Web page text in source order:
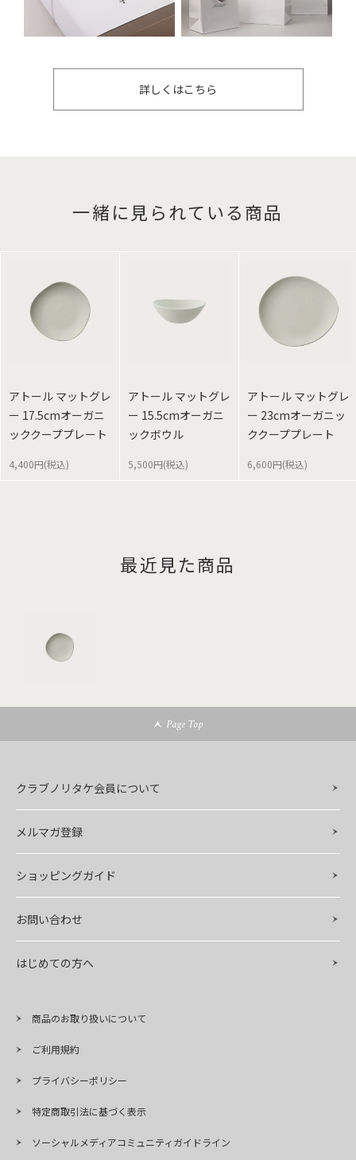
詳しくはこちら
一緒に見られている商品
アトール マットグレ
ー 17.5cmオーガニ
ッククーププレート
4,400円(税込)
アトール マットグレ
ー 15.5cmオーガニ
ックボウル
5,500円(税込)
アトール マットグレ
ー 23cmオーガニッ
ククーププレート
6,600円(税込)
最近見た商品
Page Top
クラブノリタケ会員について
メルマガ登録
ショッピングガイド
お問い合わせ
はじめての方へ
商品のお取り扱いについて
ご利用規約
プライバシーポリシー
特定商取引法に基づく表示
ソーシャルメディアコミュニティガイドライン